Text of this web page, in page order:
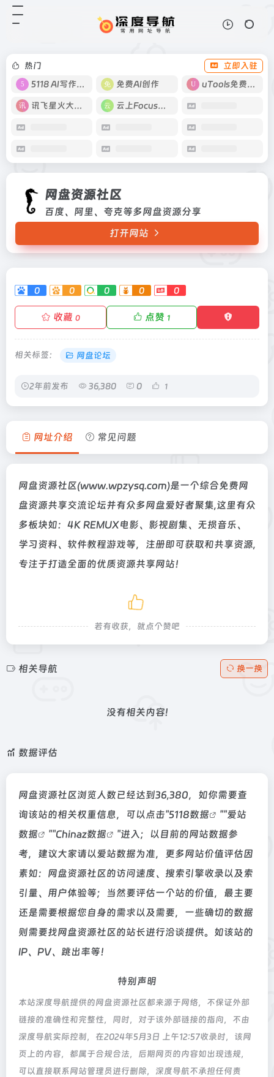
热门
立即入驻
5118 AI写作工具
免费AI创作 uTools免费工具箱
讯飞星火大模型 云上Focus接码
网盘资源社区
百度、阿里、夸克等多网盘资源分享
打开网站
0 0 0 0 0
收藏0 点赞 1
相关标签： 网盘论坛
2年前发布 36,380 0 1
网址介绍 常见问题
网盘资源社区(www.wpzysq.com)是一个综合免费网
盘资源共享交流论坛并有众多网盘爱好者聚集,这里有众
多板块如：4K REMUX电影、影视剧集、无损音乐、
学习资料、软件教程游戏等，注册即可获取和共享资源,
专注于打造全面的优质资源共享网站！
若有收获，就点个赞吧
相关导航 换一换
没有相关内容!
数据评估
网盘资源社区浏览人数已经达到36,380，如你需要查
询该站的相关权重信息，可以点击"5118数据 ""爱站
数据
""Chinaz数据
"进入；以目前的网站数据参
考，建议大家请以爱站数据为准，更多网站价值评估因
素如：网盘资源社区的访问速度、搜索引擎收录以及索
引量、用户体验等；当然要评估一个站的价值，最主要
还是需要根据您自身的需求以及需要，一些确切的数据
则需要找网盘资源社区的站长进行洽谈提供。如该站的
IP、PV、跳出率等！
特别声明
本站深度导航提供的网盘资源社区都来源于网络，不保证外部
链接的准确性和完整性，同时，对于该外部链接的指向，不由
深度导航实际控制，在2024年5月3日 上午12:57收录时，该网
页上的内容，都属于合规合法，后期网页的内容如出现违规，
可以直接联系网站管理员进行删除，深度导航不承担任何责